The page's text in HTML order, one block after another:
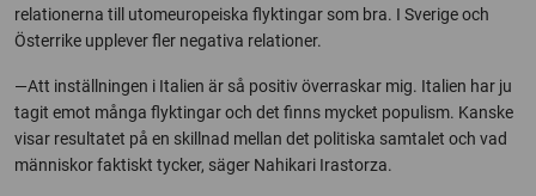
relationerna till utomeuropeiska flyktingar som bra. I Sverige och
Österrike upplever fler negativa relationer.
—Att inställningen i Italien är så positiv överraskar mig. Italien har ju
tagit emot många flyktingar och det finns mycket populism. Kanske
visar resultatet på en skillnad mellan det politiska samtalet och vad
människor faktiskt tycker, säger Nahikari Irastorza.